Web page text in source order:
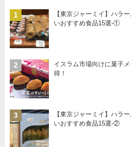
1
【東京ジャーミイ】ハラ
いおすすめ食品15選-①
2
イスラム市場向けに菓子
得！
3
【東京ジャーミイ】ハラ
いおすすめ食品15選-②